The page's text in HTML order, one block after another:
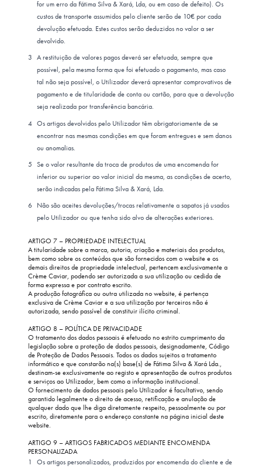
for um erro da Fátima Silva & Xará, Lda, ou em caso de defeito). Os
custos de transporte assumidos pelo cliente serão de 10€ por cada
devolução efetuada. Estes custos serão deduzidos no valor a ser
devolvido.
A restituição de valores pagos deverá ser efetuada, sempre que
possível, pela mesma forma que foi efetuado o pagamento, mas caso
tal não seja possível, o Utilizador deverá apresentar comprovativos de
pagamento e de titularidade de conta ou cartão, para que a devolução
seja realizada por transferência bancária.
Os artigos devolvidos pelo Utilizador têm obrigatoriamente de se
encontrar nas mesmas condições em que foram entregues e sem danos
ou anomalias.
Se o valor resultante da troca de produtos de uma encomenda for
inferior ou superior ao valor inicial da mesma, as condições de acerto,
serão indicadas pela Fátima Silva & Xará, Lda.
Não são aceites devoluções/trocas relativamente a sapatos já usados
pelo Utilizador ou que tenha sido alvo de alterações exteriores.
ARTIGO 7 – PROPRIEDADE INTELECTUAL
A titularidade sobre a marca, autoria, criação e materiais dos produtos,
bem como sobre os conteúdos que são fornecidos com o website e os
demais direitos de propriedade intelectual, pertencem exclusivamente a
Crème Caviar, podendo ser autorizada a sua utilização ou cedida de
forma expressa e por contrato escrito.
A produção fotográfica ou outra utilizada no website, é pertença
exclusiva de Crème Caviar e a sua utilização por terceiros não é
autorizada, sendo passível de constituir ilícito criminal.
ARTIGO 8 – POLÍTICA DE PRIVACIDADE
O tratamento dos dados pessoais é efetuado no estrito cumprimento da
legislação sobre a proteção de dados pessoais, designadamente, Código
de Proteção de Dados Pessoais. Todos os dados sujeitos a tratamento
informático e que constarão na(s) base(s) de Fátima Silva & Xará Lda.,
destinam-se exclusivamente ao registo e apresentação de outros produtos
e serviços ao Utilizador, bem como a informação institucional.
O fornecimento de dados pessoais pelo Utilizador é facultativo, sendo
garantido legalmente o direito de acesso, retificação e anulação de
qualquer dado que lhe diga diretamente respeito, pessoalmente ou por
escrito, diretamente para o endereço constante na página inicial deste
website.
ARTIGO 9 – ARTIGOS FABRICADOS MEDIANTE ENCOMENDA
PERSONALIZADA
Os artigos personalizados, produzidos por encomenda do cliente e de